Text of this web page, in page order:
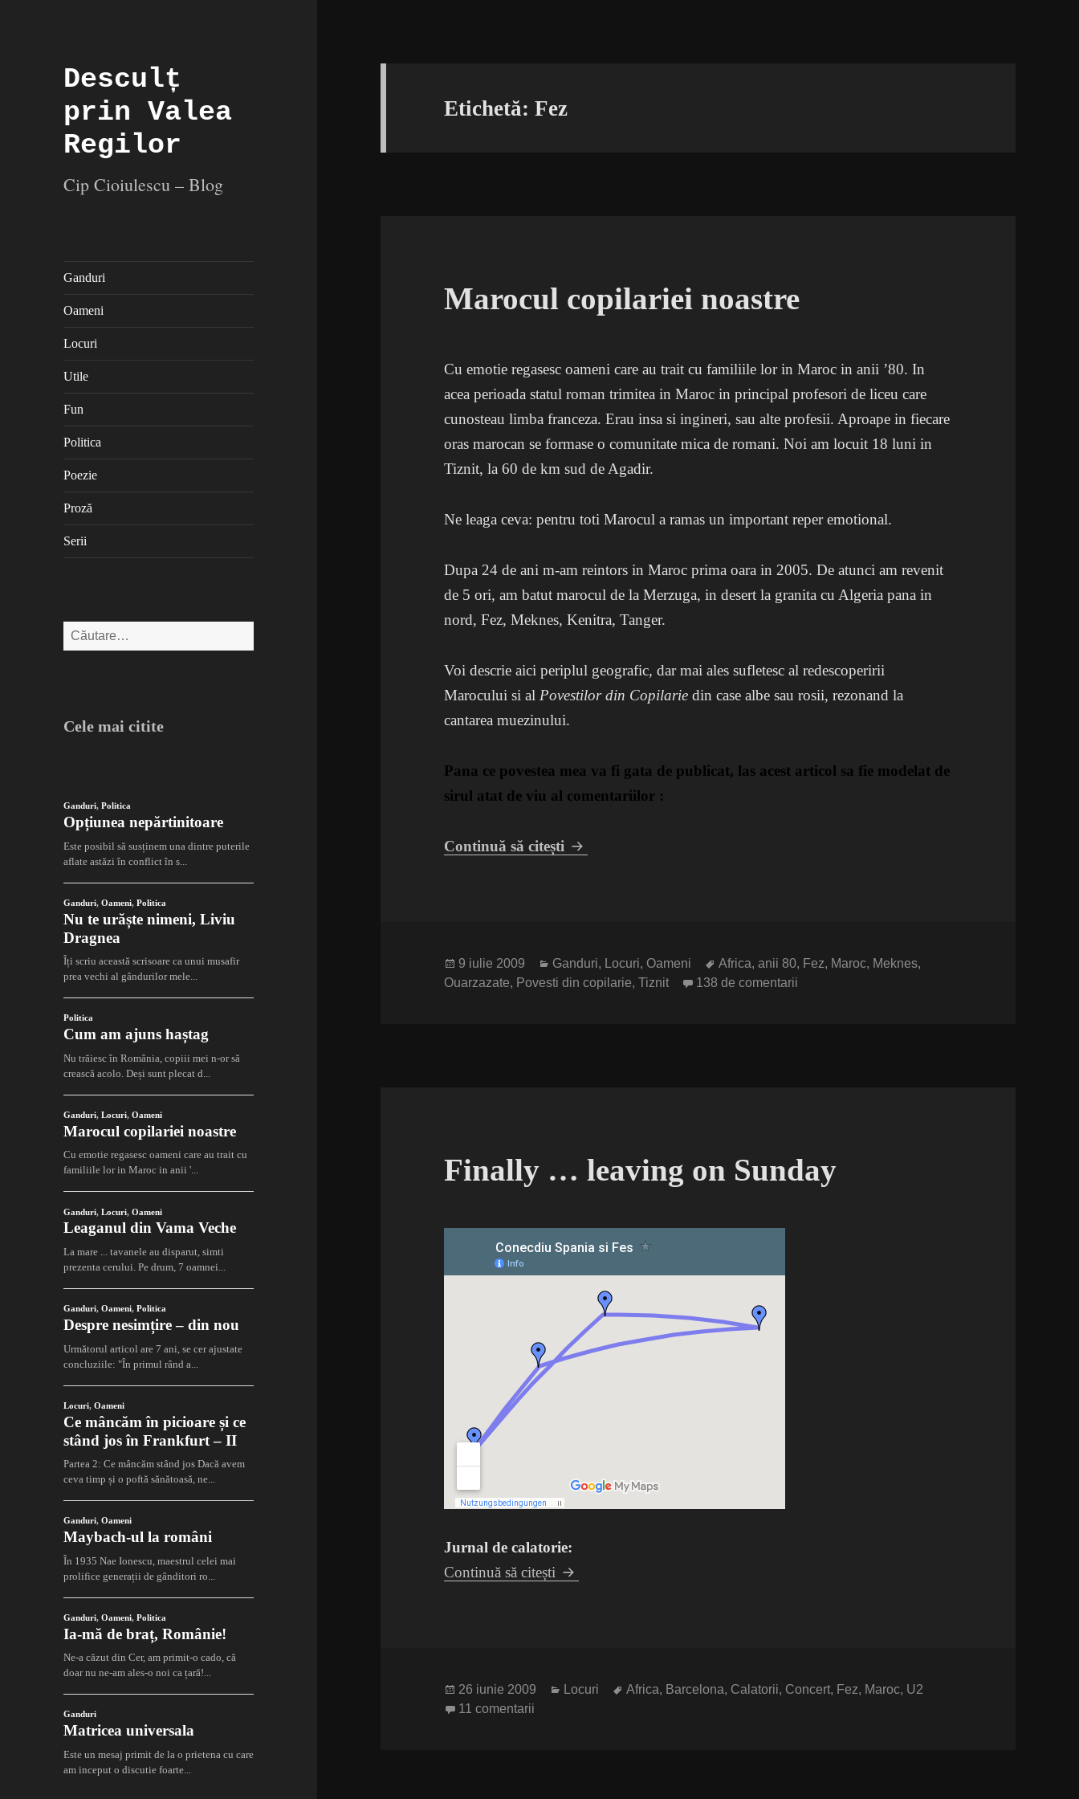
Desculț
prin Valea
Regilor
Cip Cioiulescu – Blog
Ganduri
Oameni
Locuri
Utile
Fun
Politica
Poezie
Proză
Serii
Caută
după:
Cele mai citite
Etichetă:Fez
Marocul copilariei noastre
Cu emotie regasesc oameni care au trait cu familiile lor in Maroc in anii ’80. In
acea perioada statul roman trimitea in Maroc in principal profesori de liceu care
cunosteau limba franceza. Erau insa si ingineri, sau alte profesii. Aproape in fiecare
oras marocan se formase o comunitate mica de romani. Noi am locuit 18 luni in
Tiznit, la 60 de km sud de Agadir.
Ne leaga ceva: pentru toti Marocul a ramas un important reper emotional.
Dupa 24 de ani m-am reintors in Maroc prima oara in 2005. De atunci am revenit
de 5 ori, am batut marocul de la Merzuga, in desert la granita cu Algeria pana in
nord, Fez, Meknes, Kenitra, Tanger.
Voi descrie aici periplul geografic, dar mai ales sufletesc al redescoperirii
Marocului si al Povestilor din Copilarie din case albe sau rosii, rezonand la
cantarea muezinului.
Pana ce povestea mea va fi gata de publicat, las acest articol sa fie modelat de
sirul atat de viu al comentariilor :
Continuă să citești Marocul copilariei noastre
Publicat
pe
9 iulie 2009 Categorii
Ganduri, Locuri, Oameni Etichete
Africa,anii 80, Fez, Maroc, Meknes,
Ouarzazate, Povesti din copilarie,Tiznit 138 de comentarii
Finally … leaving on Sunday
Jurnal de calatorie:
Continuă să citești Finally … leaving on Sunday
Publicat
pe
26 iunie 2009 Categorii
Locuri Etichete
Africa, Barcelona, Calatorii, Concert, Fez, Maroc, U2
11 comentarii